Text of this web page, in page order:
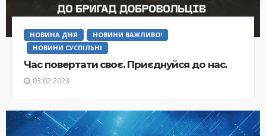
НОВИНА ДНЯ
НОВИНИ ВАЖЛИВО!
НОВИНИ СУСПІЛЬНІ
Час повертати своє. Приєднуйся до нас.
03.02.2023